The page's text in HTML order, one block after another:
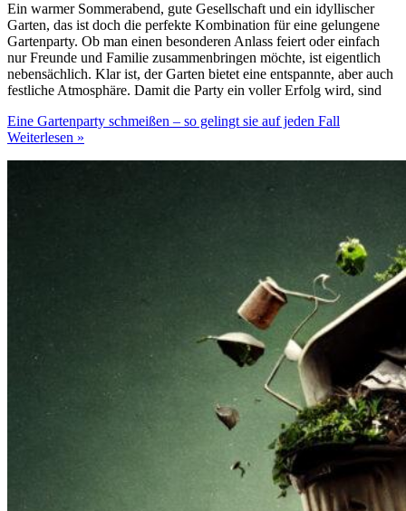
Ein warmer Sommerabend, gute Gesellschaft und ein idyllischer
Garten, das ist doch die perfekte Kombination für eine gelungene
Gartenparty. Ob man einen besonderen Anlass feiert oder einfach
nur Freunde und Familie zusammenbringen möchte, ist eigentlich
nebensächlich. Klar ist, der Garten bietet eine entspannte, aber auch
festliche Atmosphäre. Damit die Party ein voller Erfolg wird, sind
Eine Gartenparty schmeißen – so gelingt sie auf jeden Fall
Weiterlesen »